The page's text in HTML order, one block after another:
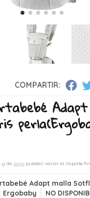
COMPARTIR:
perla
y de pago pueden variar el importe
Adapt malla
Ergobaby NO